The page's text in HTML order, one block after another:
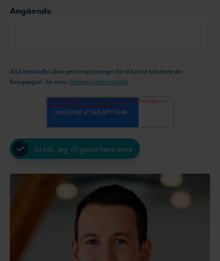
Angående
AS3 behandler dine personoplysninger for at kunne håndtere din
forespørgsel. Se vores databeskyttelsespolitik